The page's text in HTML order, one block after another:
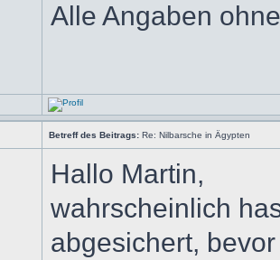
Alle Angaben
Betreff des Beitrags: Re: Nilbarsche in Ägypten
Hallo Martin,
wahrscheinlich
abgesichert,